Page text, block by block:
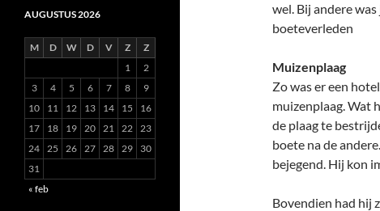
wel. Bij andere was
boeteverleden
Muizenplaag
Zo was er een
muizenplaag. Wat
de plaag te
boete na de
bejegend. Hij kon
Bovendien had hij
AUGUSTUS 2026
M D W D V Z
Z
1
2
3
4 5 6 7 8
9
10
11 12 13 14 15
16
17
18 19 20 21 22
23
24
25 26 27 28 29
30
31
« feb